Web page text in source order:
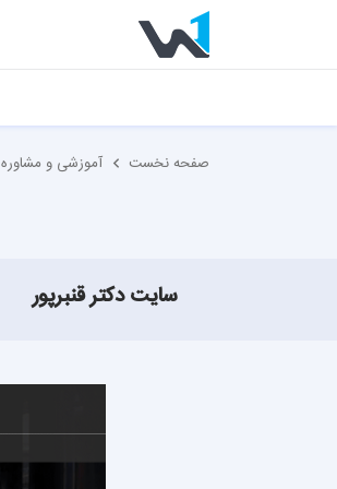
صفحه نخست آموزشی و مشاوره
سایت دکتر قنبرپور